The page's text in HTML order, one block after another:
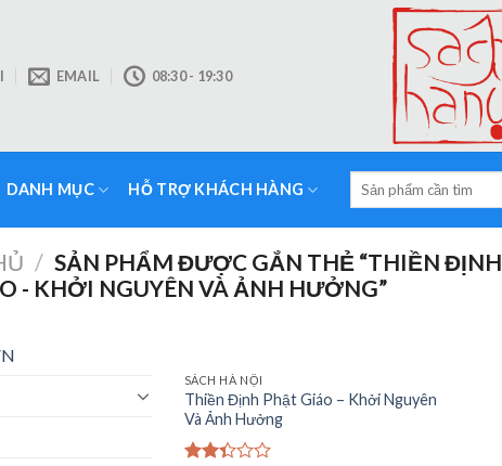
EMAIL 08:30 - 19:30
DANH MỤC HỖ TRỢ KHÁCH HÀNG
Tìm
/ SẢN PHẨM ĐƯỢC GẮN THẺ “THIỀN ĐỊNH
- KHỞI NGUYÊN VÀ ẢNH HƯỞNG”
Add to
Wishlist
SÁCH HÀ NỘI
Thiền Định Phật Giáo – Khởi Nguyên
Và Ảnh Hưởng